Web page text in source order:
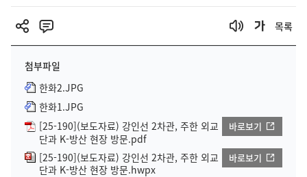
목록
첨부파일
한화2.JPG
한화1.JPG
[25-190](보도자료) 강인선 2차관, 주한 외교
단과 K-방산 현장 방문.pdf
바로보기
[25-190](보도자료) 강인선 2차관, 주한 외교
단과 K-방산 현장 방문.hwpx
바로보기